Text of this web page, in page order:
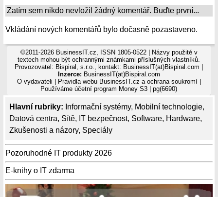
Hlavní rubriky: Informační systémy, Mobilní technologie,
Datová centra, Sítě, IT bezpečnost, Software, Hardware,
Zkušenosti a názory, Speciály
Pozoruhodné IT produkty 2026
E-knihy o IT zdarma
Zatím sem nikdo nevložil žádný komentář. Buďte první...
Vkládání nových komentářů bylo dočasně pozastaveno.
©2011-2026 BusinessIT.cz, ISSN 1805-0522 | Názvy použité v
textech mohou být ochrannými známkami příslušných vlastníků.
Provozovatel: Bispiral, s.r.o., kontakt: BusinessIT(at)Bispiral.com |
Inzerce: BusinessIT(at)Bispiral.com
O vydavateli
Pravidla webu BusinessIT.cz a ochrana soukromí|
Používámeúčetní program Money S3 | pg(6690)